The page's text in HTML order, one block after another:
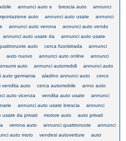
annunci auto e brescia auto
annunci
auto annunci auto usate
annunci
annunci auto verona
annunci auto vendo
annunci auto usate da
annunci auto usate
auto cerca fuoristrada
annunci
auto nuovo annunci auto online
annunci
auto annunci automobili
annunci auto
auto germania aladino annunci auto
cerco
vendita auto cerca automobile
anno auto
auto vicenza vendita auto usate
annunci
annunci auto usate brescia
annunci
usate da privati motore auto
auto privati
verona auto annunci quattroruote
annunci
auto moto vendesi autovetture
auto